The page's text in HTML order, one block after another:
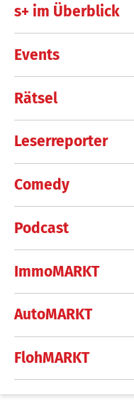
s+ im Überblick
Events
Rätsel
Leserreporter
Comedy
Podcast
ImmoMARKT
AutoMARKT
FlohMARKT